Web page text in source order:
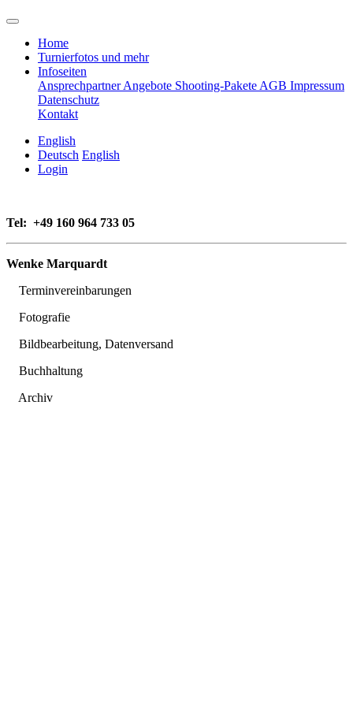
Home
Turnierfotos und mehr
Infoseiten
AnsprechpartnerAngebote Shooting-Pakete AGB Impressum
Datenschutz
Kontakt
English
Deutsch English
Login
Tel: +49 160 964 733 05
Wenke Marquardt
Terminvereinbarungen
Fotografie
Bildbearbeitung, Datenversand
Buchhaltung
Archiv